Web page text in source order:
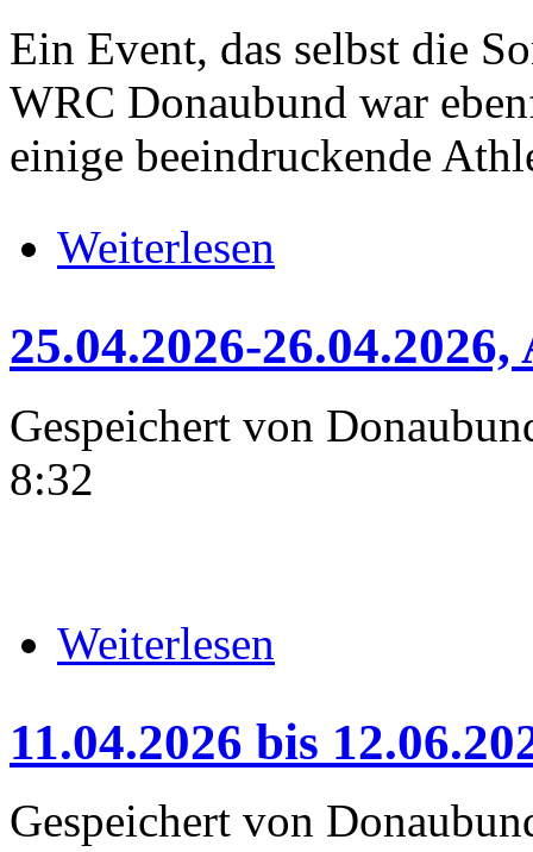
Ein Event, das selbst die
WRC Donaubund war
einige beeindruckende
Weiterlesen
25.04.2026-
Gespeichert von
8:32
Weiterlesen
11.04.2026 bis
Gespeichert von